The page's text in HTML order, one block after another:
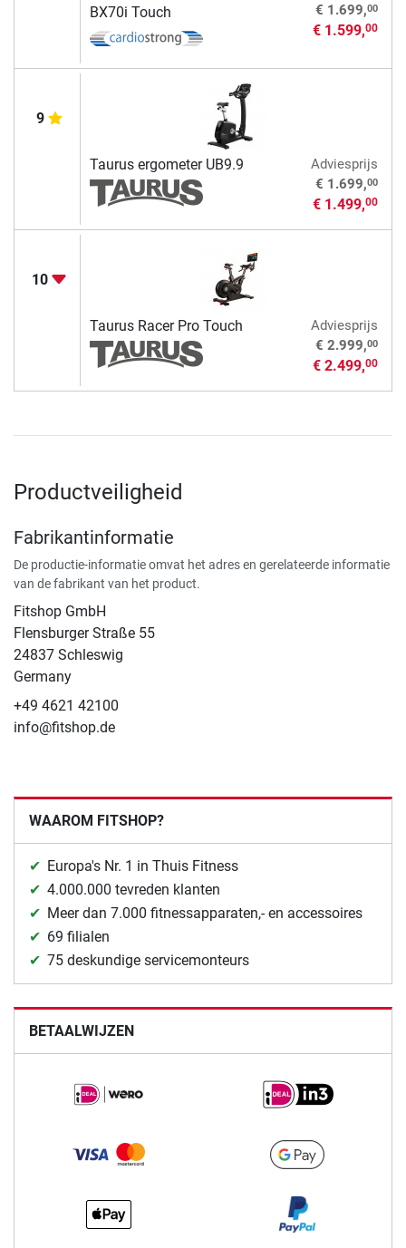
BX70i Touch
€ 1.699,00
€ 1.599,00
9
Taurus ergometer UB9.9
Adviesprijs
€ 1.699,00
€ 1.499,00
10
Taurus Racer Pro Touch
Adviesprijs
€ 2.999,00
€ 2.499,00
Productveiligheid
Fabrikantinformatie
De productie-informatie omvat het adres en gerelateerde informatie
van de fabrikant van het product.
Fitshop GmbH
Flensburger Straße 55
24837 Schleswig
Germany
+49 4621 42100
info@fitshop.de
WAAROM FITSHOP?
Europa's Nr. 1 in Thuis Fitness
4.000.000 tevreden klanten
Meer dan 7.000 fitnessapparaten,- en accessoires
69 filialen
75 deskundige servicemonteurs
BETAALWIJZEN